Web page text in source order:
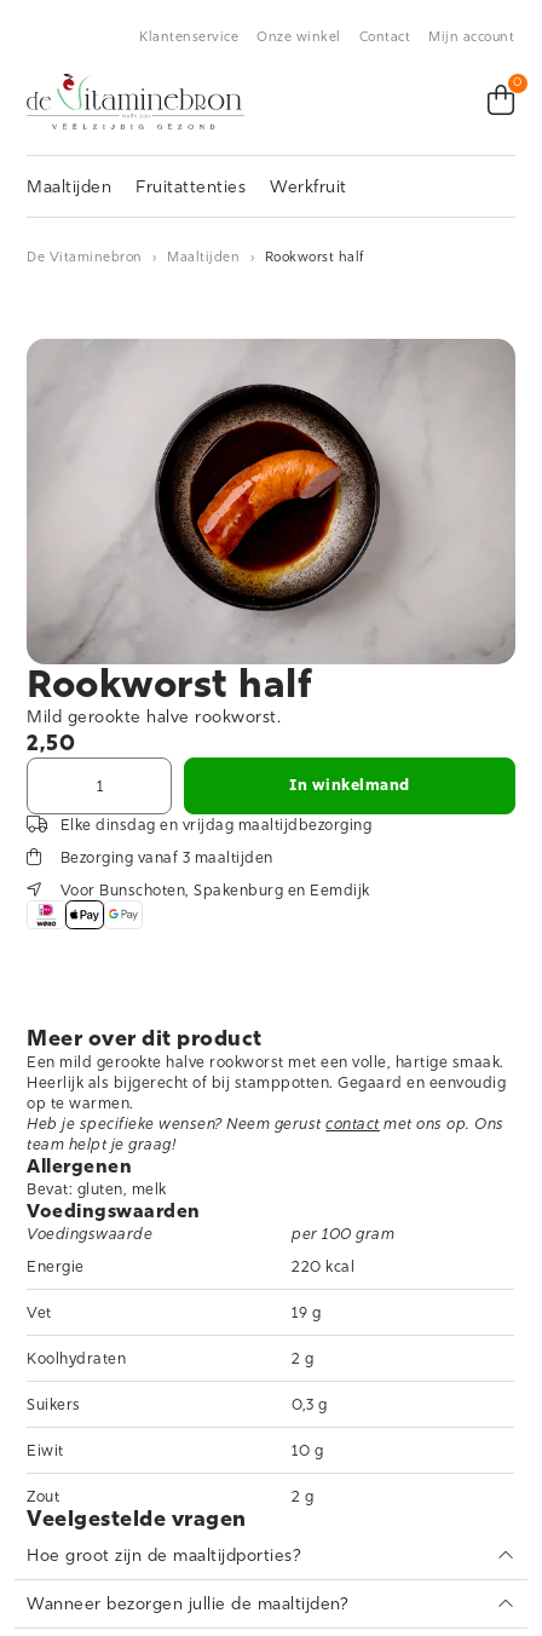
Klantenservice Onze winkel Contact Mijn account
0
Maaltijden Fruitattenties Werkfruit
De Vitaminebron › Maaltijden › Rookworst half
Rookworst half
Mild gerookte halve rookworst.
2,50
In winkelmand
Elke dinsdag en vrijdag maaltijdbezorging
Bezorging vanaf 3 maaltijden
Voor Bunschoten, Spakenburg en Eemdijk
Meer over dit product
Een mild gerookte halve rookworst met een volle, hartige smaak.
Heerlijk als bijgerecht of bij stamppotten. Gegaard en eenvoudig
op te warmen.
Heb je specifieke wensen? Neem gerustcontactmet ons op. Ons
team helpt je graag!
Allergenen
Bevat: gluten, melk
Voedingswaarden
Voedingswaarde
per 100 gram
Energie
220 kcal
Vet 19 g
Koolhydraten 2 g
Suikers 0,3 g
Eiwit 10 g
Zout 2 g
Veelgestelde vragen
Hoe groot zijn de maaltijdporties?
Onze stampotmaaltijden zijn verkrijgbaar in twee portiegroottes:
300 en 450 gram. Voor de meeste volwassenen is 300 gram een
kleinere maaltijd, terwijl 450 gram een gemiddelde portie is voor
Wanneer bezorgen jullie de maaltijden?
Wij bezorgen de maaltijden op dinsdag en vrijdag vóór 13.00 uur.